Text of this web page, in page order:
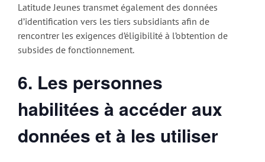
Latitude Jeunes transmet également des données
d’identification vers les tiers subsidiants afin de
rencontrer les exigences d’éligibilité à l’obtention de
subsides de fonctionnement.
6. Les personnes
habilitées à accéder aux
données et à les utiliser